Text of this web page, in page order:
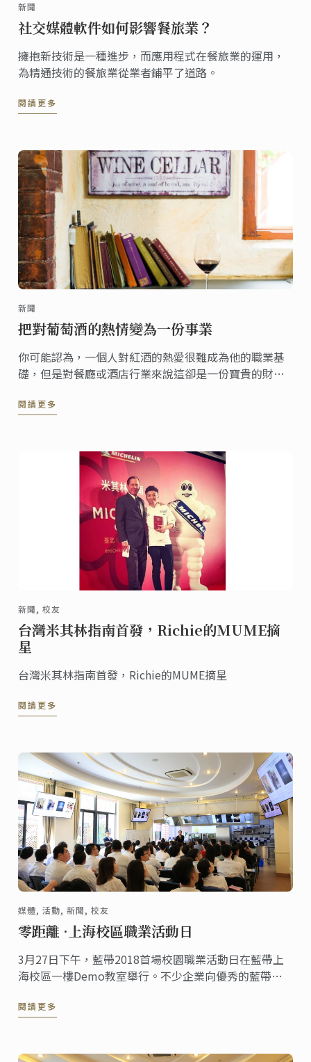
新聞
社交媒體軟件如何影響餐旅業？
擁抱新技術是一種進步，而應用程式在餐旅業的運用，
為精通技術的餐旅業從業者鋪平了道路。
閱讀更多
新聞
把對葡萄酒的熱情變為一份事業
你可能認為，一個人對紅酒的熱愛很難成為他的職業基
礎，但是對餐廳或酒店行業來說這卻是一份寶貴的財
要的客戶體驗之一。
閱讀更多
新聞, 校友
台灣米其林指南首發，Richie的MUME摘
星
台灣米其林指南首發，Richie的MUME摘星
閱讀更多
媒體, 活動, 新聞, 校友
零距離 ·上海校區職業活動日
3月27日下午，藍帶2018首場校園職業活動日在藍帶上
海校區一樓Demo教室舉行。不少企業向優秀的藍帶學
尋找心儀的職位。
閱讀更多